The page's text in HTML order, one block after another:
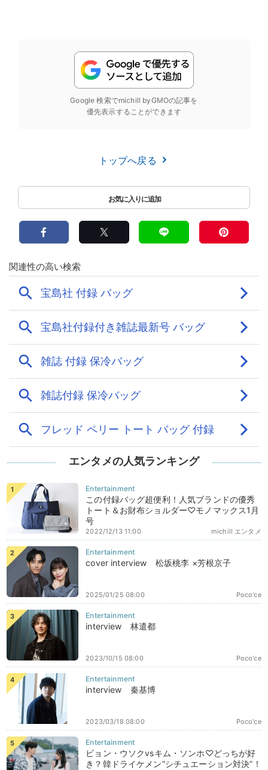
Google 検索でmichill byGMOの記事を
優先表示することができます
トップへ戻る
エンタメの人気ランキング
この付録バッグ超便利！人気ブランドの優秀
トート＆お財布ショルダー♡モノマックス1月
号
michill エンタメ
2022/12/13 11:00
cover interview 松坂桃李 ×芳根京子
Poco'ce
2025/01/25 08:00
interview 林遣都
Poco'ce
2023/10/15 08:00
interview 秦基博
Poco'ce
2023/03/18 08:00
ビョン・ウソクvsキム・ソンホ♡どっちが好
き？韓ドライケメン”シチュエーション対決”！